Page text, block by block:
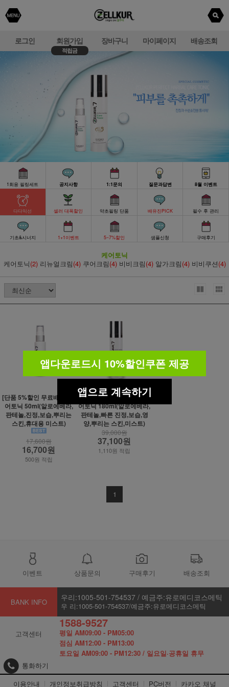
로그인 회원가입
적립금
장바구니 마이페이지 배송조회
1회용 필링세트 공지사항 1:1문의 질문과답변 8월 이벤트
다다익선 셀러 대폭할인 약초필링 단품 배유진PICK 필수 후 관리
기초&시너지 1+1이벤트 5~7%할인 샘플신청 구매후기
케어토닉
케어토닉(2) 리뉴얼크림(4) 쿠어크림(4) 비비크림(4) 알가크림(4) 비비쿠션(4)
[단품 5%할인 무료배송] 케
어토닉 50ml(알로에베라,
판테놀,진정,보습,뿌리는
스킨,휴대용 미스트)
17,600원
16,700원
500원 적립
[단품 5%할인 무료배송] 케
어토닉 180ml(알로에베라,
판테놀,빠른 진정,보습,영
양,뿌리는 스킨,미스트)
39,000원
37,100원
1,110원 적립
1
이벤트 상품문의 구매후기 배송조회
BANK INFO 우리:1005-501-754537 / 예금주:유로메디코스메틱
우 리:1005-501-754537/예금주:유로메디코스메틱
고객센터
1588-9527
평일 AM09:00 - PM05:00
점심 AM12:00 - PM13:00
토요일 AM09:00 - PM12:30 / 일요일·공휴일 휴무
통화하기
이용안내
개인정보취급방침 고객센터 PC버전 카카오 채널
앱다운로드시 10%할인쿠폰 제공
앱으로 계속하기